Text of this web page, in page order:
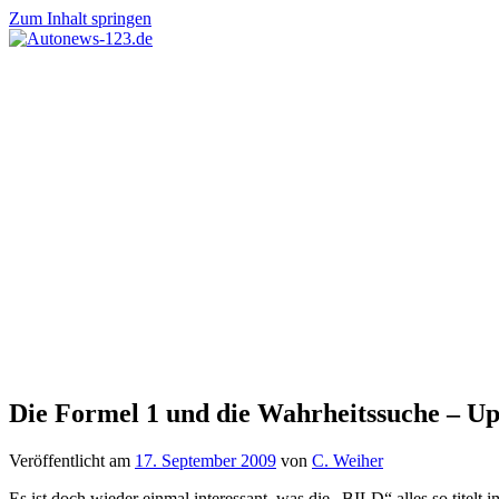
Zum Inhalt springen
Die Formel 1 und die Wahrheitssuche –
Veröffentlicht am 17. September 2009 von C. Weiher